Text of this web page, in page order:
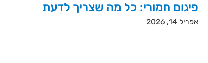
פיגום חמורי: כל מה שצריך לדעת
אפריל 14, 2026